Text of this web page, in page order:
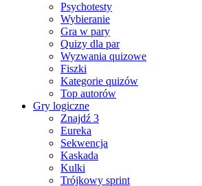
Psychotesty
Wybieranie
Gra w pary
Quizy dla par
Wyzwania quizowe
Fiszki
Kategorie quizów
Top autorów
Gry logiczne
Znajdź 3
Eureka
Sekwencja
Kaskada
Kulki
Trójkowy sprint